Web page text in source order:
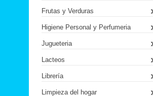
Frutas y Verduras
Higiene Personal y Perfumeria
Jugueteria
Lacteos
Librería
Limpieza del hogar